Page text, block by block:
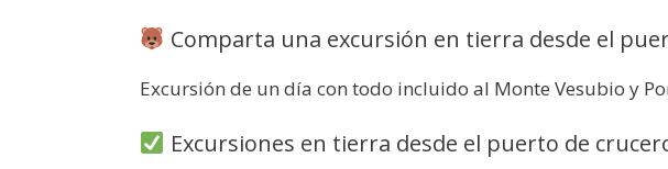
Comparta una excursión en tierra desde el
Excursión de un día con todo incluido al Monte Vesubio y
Excursiones en tierra desde el puerto de